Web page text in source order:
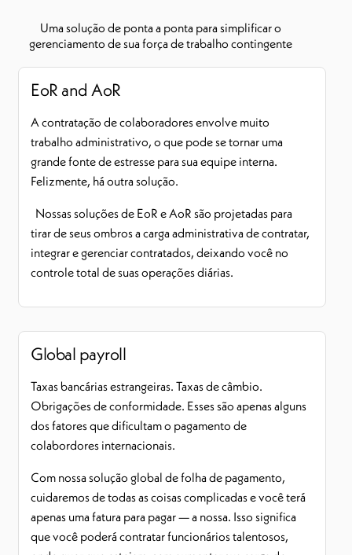
Uma solução de ponta a ponta para simplificar o
gerenciamento de sua força de trabalho contingente
EoR and AoR
A contratação de colaboradores envolve muito
trabalho administrativo, o que pode se tornar uma
grande fonte de estresse para sua equipe interna.
Felizmente, há outra solução.
Nossas soluções de EoR e AoR são projetadas para
tirar de seus ombros a carga administrativa de contratar,
integrar e gerenciar contratados, deixando você no
controle total de suas operações diárias.
Global payroll
Taxas bancárias estrangeiras. Taxas de câmbio.
Obrigações de conformidade. Esses são apenas alguns
dos fatores que dificultam o pagamento de
colabordores internacionais.
Com nossa solução global de folha de pagamento,
cuidaremos de todas as coisas complicadas e você terá
apenas uma fatura para pagar — a nossa. Isso significa
que você poderá contratar funcionários talentosos,